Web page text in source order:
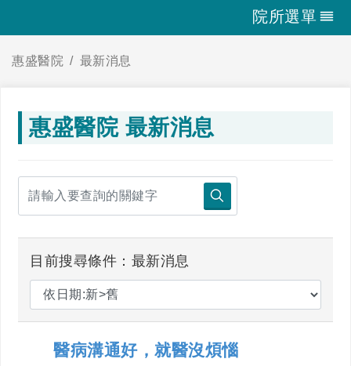
院所選單
惠盛醫院 最新消息
惠盛醫院 最新消息
目前搜尋條件：最新消息
醫病溝通好，就醫沒煩惱